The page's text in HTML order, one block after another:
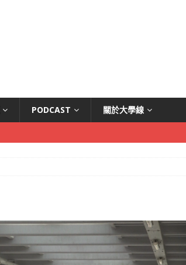
PODCAST 關於大學線